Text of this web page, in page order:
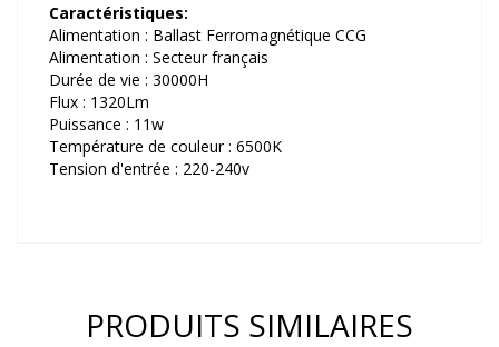
Caractéristiques:
Alimentation : Ballast Ferromagnétique CCG
Alimentation : Secteur français
Durée de vie : 30000H
Flux : 1320Lm
Puissance : 11w
Température de couleur : 6500K
Tension d'entrée : 220-240v
PRODUITS SIMILAIRES